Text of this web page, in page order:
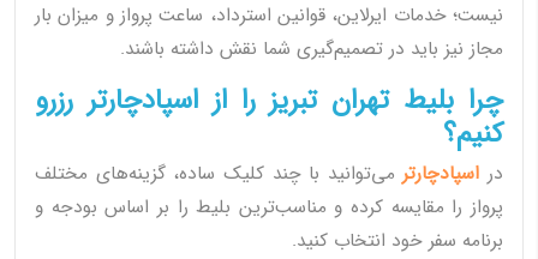
نیست؛ خدمات ایرلاین، قوانین استرداد، ساعت پرواز و میزان بار
مجاز نیز باید در تصمیم‌گیری شما نقش داشته باشند.
چرا بلیط تهران تبریز را از اسپادچارتر رزرو
کنیم؟
در اسپادچارترمی‌توانید با چند کلیک ساده، گزینه‌های مختلف
پرواز را مقایسه کرده و مناسب‌ترین بلیط را بر اساس بودجه و
برنامه سفر خود انتخاب کنید.